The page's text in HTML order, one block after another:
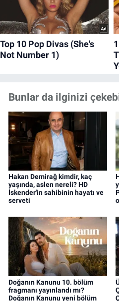
Bunlar da ilginizi
Hakan Demirağ kimdir, kaç
yaşında, aslen nereli? HD
İskender'in sahibinin hayatı ve
serveti
Doğanın Kanunu 10. bölüm
fragmanı yayınlandı mı?
Doğanın Kanunu yeni bölüm